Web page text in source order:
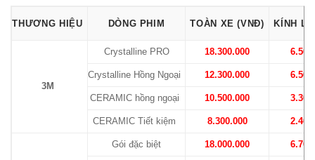
THƯƠNG HIỆU DÒNG PHIM TOÀN XE (VNĐ) KÍNH
3M
Crystalline PRO 18.300.000
Crystalline Hồng Ngoại 12.300.000
CERAMIC hồng ngoại 10.500.000
CERAMIC Tiết kiệm 8.300.000
Gói đặc biệt 18.000.000